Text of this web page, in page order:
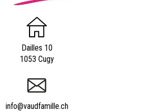
Dailles 10
1053 Cugy
info@vaudfamille.ch